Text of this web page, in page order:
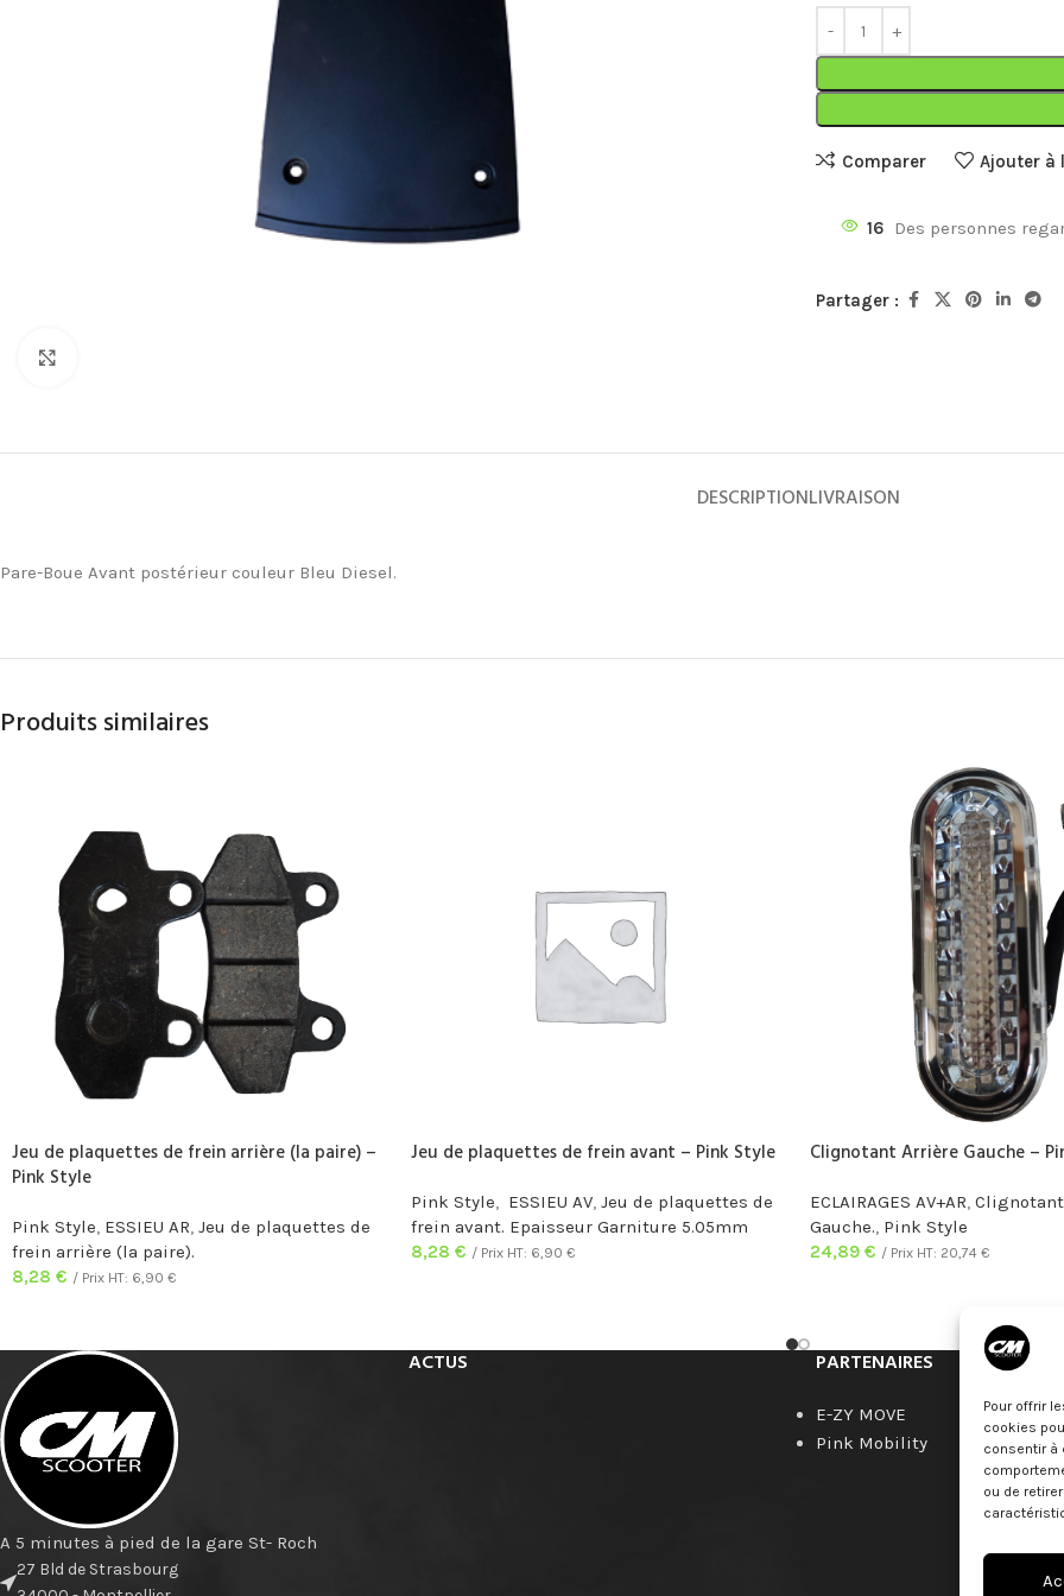
Pour offrir
cookies
consentir à
ou de
Les 50 CC Urbain
Comparer Ajouter à
16 Des personnes
Partager :
DESCRIPTIONLIVRAISON
Pare-Boue Avant postérieur couleur Bleu Diesel.
Produits similaires
Jeu de plaquettes de frein arrière (la paire) –
Pink Style
Pink Style, ESSIEU AR, Jeu de plaquettes de
frein arrière (la paire).
8,28 € / Prix HT: 6,90 €
Jeu de plaquettes de frein avant – Pink Style
Pink Style, ESSIEU AV, Jeu de plaquettes de
frein avant. Epaisseur Garniture 5.05mm
8,28 € / Prix HT: 6,90 €
Clignotant Arrière Gauche –
ECLAIRAGES AV+AR,
Gauche., Pink Style
24,89 € / Prix HT: 20,74 €
A 5 minutes à pied de la gare St- Roch
27 Bld de Strasbourg
ACTUS PARTENAIRES
E-ZY MOVE
Pink Mobility